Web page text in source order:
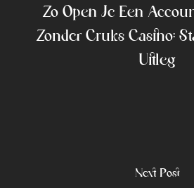
Zo Open Je Een
Zonder Cruks Casino:
Uitleg
Next Post